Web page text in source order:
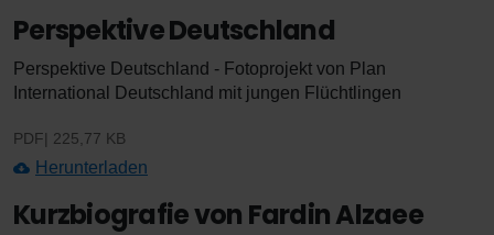
Perspektive Deutschland
Perspektive Deutschland - Fotoprojekt von Plan
International Deutschland mit jungen Flüchtlingen
PDF 225,77 KB
Herunterladen
Kurzbiografie von Fardin Alzaee